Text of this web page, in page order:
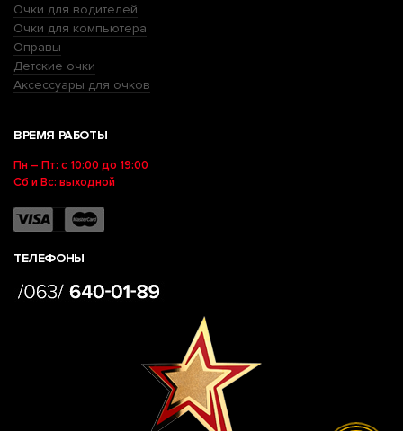
Очки для водителей
Очки для компьютера
Оправы
Детские очки
Аксессуары для очков
ВРЕМЯ РАБОТЫ
Пн – Пт: с 10:00 до 19:00
Сб и Вс: выходной
ТЕЛЕФОНЫ